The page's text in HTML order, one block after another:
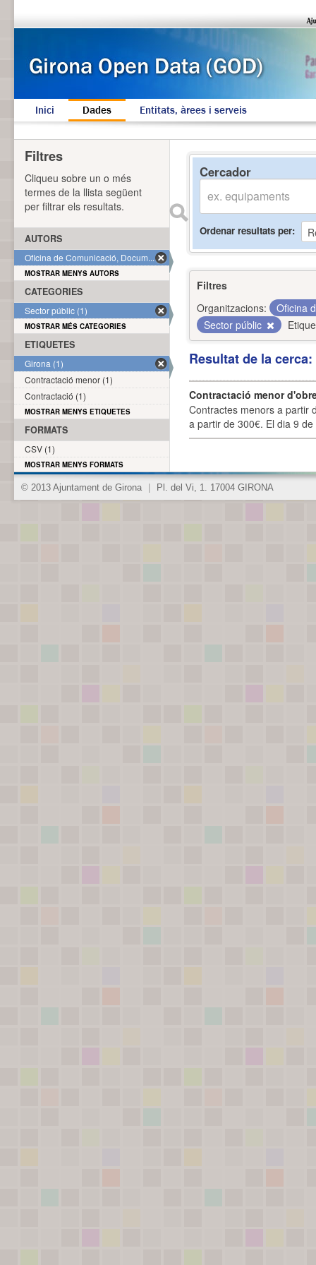
Inici Dades Entitats, àrees i serveis
Cercador
Ordenar resultats per
Filtres
Organitzacions:
Oficina
Sector públic
Resultat de la
Contractació menor
Contractes menors a partir
a partir de 300€. El dia 9
Filtres
Cliqueu sobre un o més
termes de la llista següent
per filtrar els resultats.
AUTORS
Oficina de Comunicació, Docum... (1)
MOSTRAR MENYS AUTORS
CATEGORIES
Sector públic (1)
MOSTRAR MÉS CATEGORIES
ETIQUETES
Girona (1)
Contractació menor (1)
Contractació (1)
MOSTRAR MENYS ETIQUETES
FORMATS
CSV (1)
MOSTRAR MENYS FORMATS
© 2013 Ajuntament de Girona Pl. del Vi, 1. 17004 GIRONA